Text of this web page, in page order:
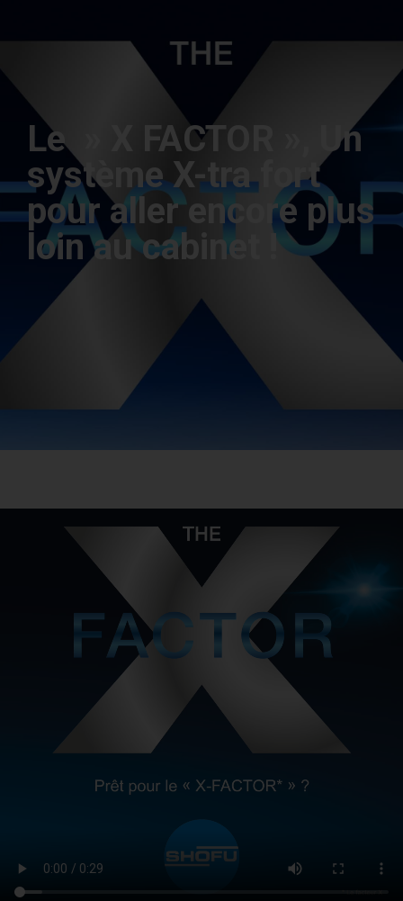
Le » X FACTOR », Un
système X-tra fort
pour aller encore plus
loin au cabinet !